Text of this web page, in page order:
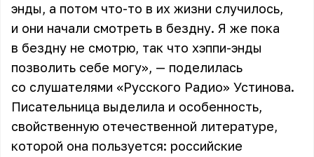
энды, а потом что-то в их жизни случилось,
и они начали смотреть в бездну. Я же пока
в бездну не смотрю, так что хэппи-энды
позволить себе могу», — поделилась
со слушателями «Русского Радио» Устинова.
Писательница выделила и особенность,
свойственную отечественной литературе,
которой она пользуется: российские